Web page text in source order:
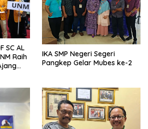
SC AL
Raih
IKA SMP Negeri Segeri
Pangkep Gelar Mubes ke-2